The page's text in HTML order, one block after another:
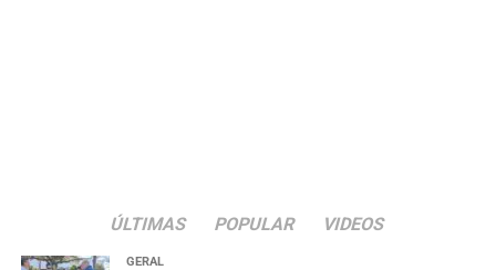
ÚLTIMAS POPULAR VIDEOS
GERAL